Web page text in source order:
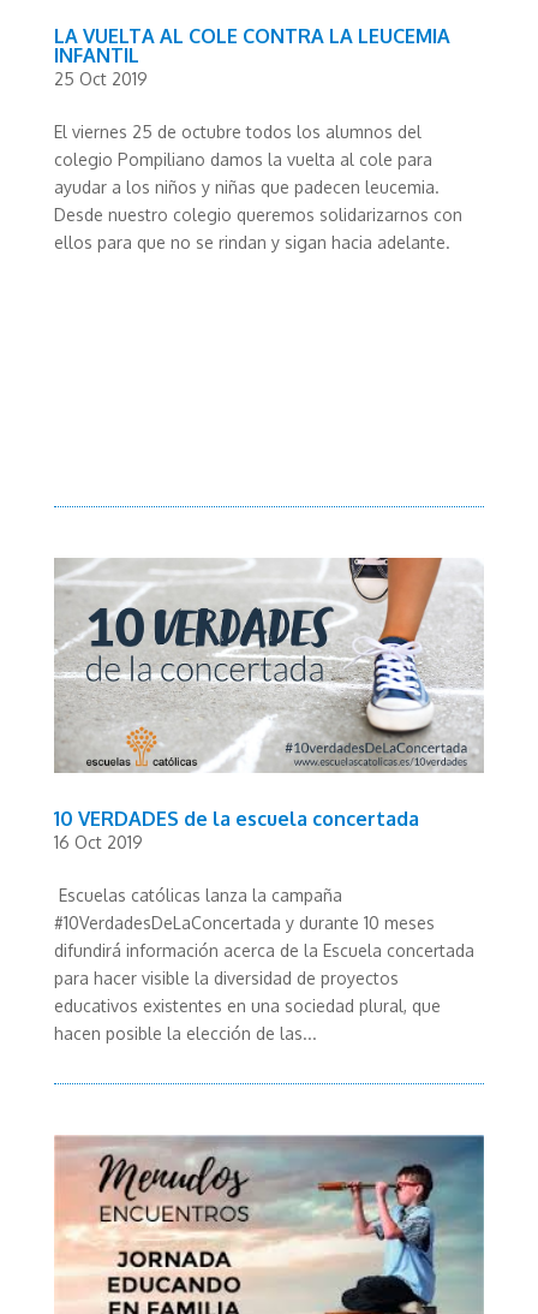
LA VUELTA AL COLE CONTRA LA LEUCEMIA
INFANTIL
25 Oct 2019
El viernes 25 de octubre todos los alumnos del
colegio Pompiliano damos la vuelta al cole para
ayudar a los niños y niñas que padecen leucemia.
Desde nuestro colegio queremos solidarizarnos con
ellos para que no se rindan y sigan hacia adelante.
10 VERDADES de la escuela concertada
16 Oct 2019
Escuelas católicas lanza la campaña
#10VerdadesDeLaConcertada y durante 10 meses
difundirá información acerca de la Escuela concertada
para hacer visible la diversidad de proyectos
educativos existentes en una sociedad plural, que
hacen posible la elección de las...